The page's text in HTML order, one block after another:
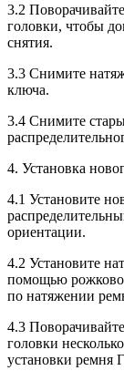
3.2
головки, чтобы
снятия.
3.3 Снимите
ключа.
3.4 Снимите
4. Установка
4.1 Установите
ориентации.
4.2 Установите
помощью
по натяжении
4.3
головки
установки ремня